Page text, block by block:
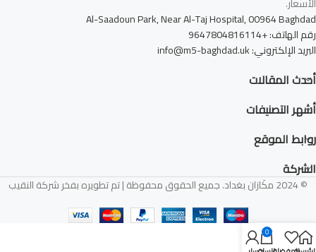
Al-Saadoun Park, Near Al-Taj Hospital, 00964 Baghdad
رقم الهاتف: +9647804816114
البريد الإلكتروني: info@m5-baghdad.uk
أحدث المقالات
أشهر التصنيفات
روابط الموقع
الشركة
© 2024 مكَازان بغداد. جميع الحقوق محفوظة | تم تطويره بفخر شركة النقيب
0